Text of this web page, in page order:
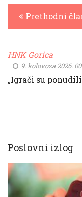
Prethodni
HNK Gorica
9. kolovoza 2026.
„Igrači su
Poslovni izlog